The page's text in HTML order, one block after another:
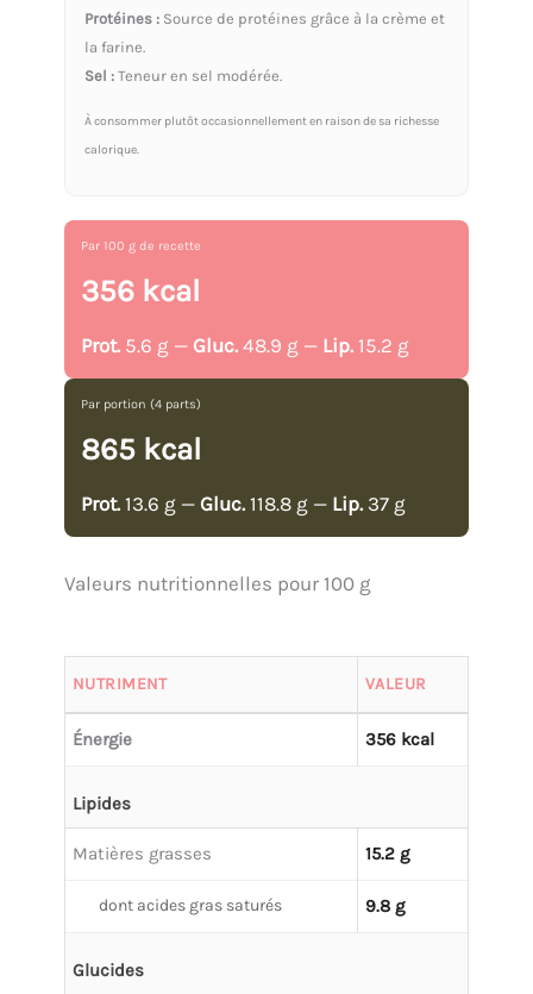
Protéines : Source de protéines grâce à la crème et
la farine.
Sel : Teneur en sel modérée.
À consommer plutôt occasionnellement en raison de sa richesse
calorique.
Par 100 g de recette
356 kcal
Prot. 5.6 g — Gluc. 48.9 g — Lip. 15.2 g
Par portion (4 parts)
865 kcal
Prot. 13.6 g — Gluc. 118.8 g — Lip. 37 g
Valeurs nutritionnelles pour 100 g
NUTRIMENT VALEUR
Énergie 356 kcal
Lipides
Matières grasses 15.2 g
dont acides gras saturés 9.8 g
Glucides